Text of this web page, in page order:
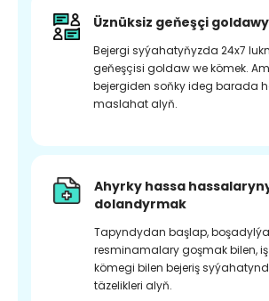
Üznüksiz geňeşçi goldawy
Bejergi syýahatyňyzda 24x7
geňeşçisi goldaw we kömek.
bejergiden soňky ideg barada
maslahat alyň.
Ahyrky hassa
dolandyrmak
Tapyndydan başlap,
resminamalary goşmak bilen,
kömegi bilen bejeriş
täzelikleri alyň.